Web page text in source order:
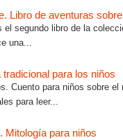
Libro de aventuras
segundo libro de la
una...
para los niños
Cuento para niños sobre
para leer...
Mitología para niños